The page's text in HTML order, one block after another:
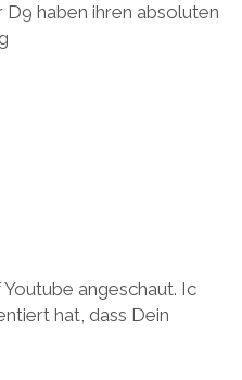
haben ihren absoluten
angeschaut. Ic
hat, dass Dein